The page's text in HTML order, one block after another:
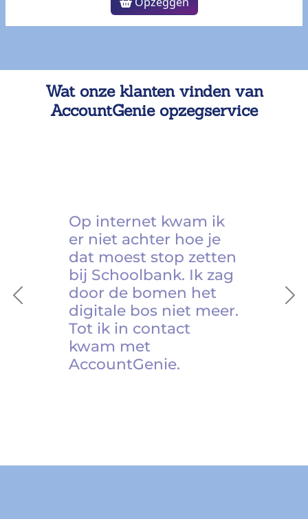
Wat onze klanten vinden van
AccountGenie opzegservice
Previous
Op internet kwam ik
er niet achter hoe je
dat moest stop zetten
bij Schoolbank. Ik zag
door de bomen het
digitale bos niet meer.
Tot ik in contact
kwam met
AccountGenie.